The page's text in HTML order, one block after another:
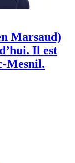
Marsaud)
Il est
Mesnil.